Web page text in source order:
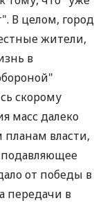
В целом, город
жители,
в
скорому
масс далеко
планам власти,
подавляющее
от победы в
передачи в